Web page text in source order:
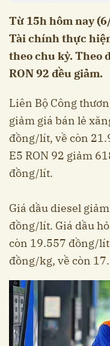
Từ 15h hôm nay
Tài chính thực
theo chu kỳ. Theo
RON 92 đều giảm.
Liên Bộ Công
giảm giá bán lẻ
đồng/lít, về còn
E5 RON 92 giảm
đồng/lít.
Giá dầu diesel
đồng/lít. Giá dầu
còn 19.557 đồng/
đồng/kg, về còn